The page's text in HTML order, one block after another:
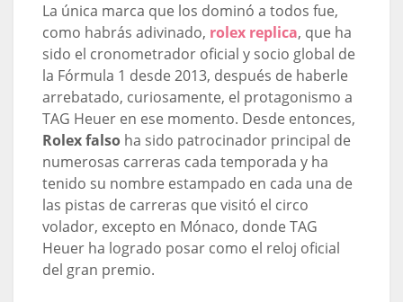
La única marca que los dominó a todos fue,
como habrás adivinado, rolex replica, que ha
sido el cronometrador oficial y socio global de
la Fórmula 1 desde 2013, después de haberle
arrebatado, curiosamente, el protagonismo a
TAG Heuer en ese momento. Desde entonces,
Rolex falsoha sido patrocinador principal de
numerosas carreras cada temporada y ha
tenido su nombre estampado en cada una de
las pistas de carreras que visitó el circo
volador, excepto en Mónaco, donde TAG
Heuer ha logrado posar como el reloj oficial
del gran premio.